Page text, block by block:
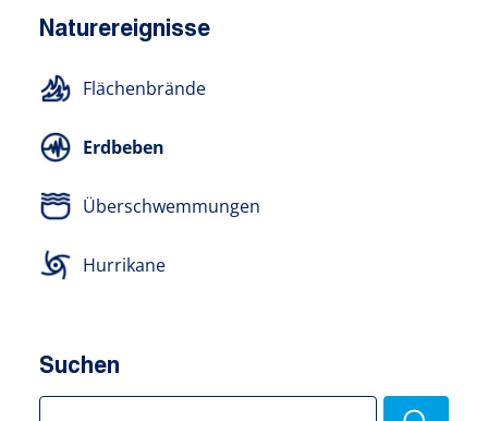
Naturereignisse
Flächenbrände
Erdbeben
Überschwemmungen
Hurrikane
Suchen
Search